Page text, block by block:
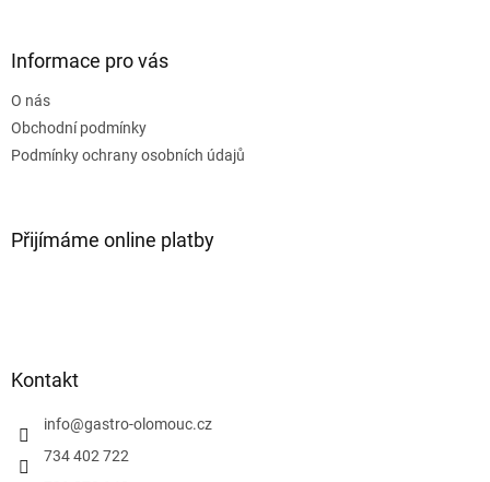
Informace pro vás
O nás
Obchodní podmínky
Podmínky ochrany osobních údajů
Přijímáme online platby
Kontakt
info@gastro-olomouc.cz
734 402 722